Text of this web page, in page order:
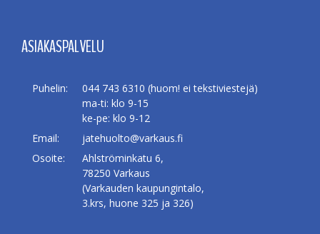
ASIAKASPALVELU
Puhelin:
044 743 6310 (huom! ei tekstiviestejä)
ma-ti: klo 9-15
ke-pe: klo 9-12
Email:
jatehuolto@varkaus.fi
Osoite:
Ahlströminkatu 6,
78250 Varkaus
(Varkauden kaupungintalo,
3.krs, huone 325 ja 326)